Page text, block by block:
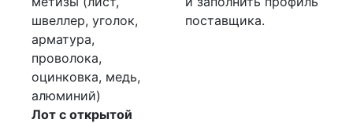
швеллер, уголок,
арматура,
проволока,
оцинковка, медь,
алюминий)
Лот с открытой
поставщика.